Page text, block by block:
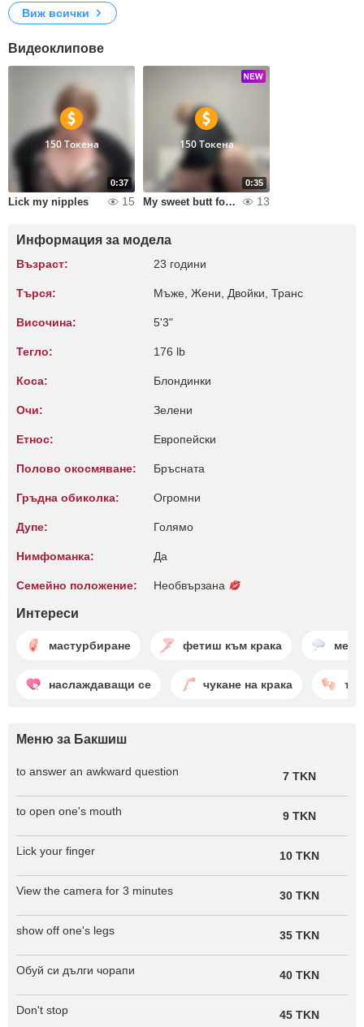
Виж всички
Видеоклипове
0:37
150 Токена
Lick my nipples 15
0:35
150 Токена
My sweet butt for you 13
Информация за модела
Възраст: 23 години
Търся: Мъже, Жени, Двойки, Транс
Височина: 5'3"
Тегло: 176 lb
Коса: Блондинки
Очи: Зелени
Етнос: Европейски
Полово окосмяване: Бръсната
Гръдна обиколка: Огромни
Дупе: Голямо
Нимфоманка: Да
Семейно положение: Необвързана
Интереси
мастурбиране фетиш към крака
наслаждаващи се чукане на крака
Меню за Бакшиш
to answer an awkward question 7 TKN
to open one's mouth 9 TKN
Lick your finger 10 TKN
View the camera for 3 minutes 30 TKN
show off one's legs 35 TKN
Обуй си дълги чорапи 40 TKN
Don't stop 45 TKN